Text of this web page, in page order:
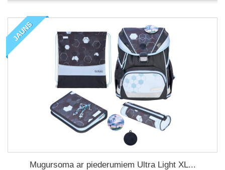
JAUNS
Mugursoma ar piederumiem Ultra Light XL...